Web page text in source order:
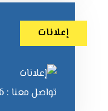
إعلانات
تواصل معنا : 966554883326+